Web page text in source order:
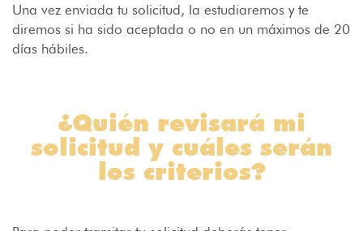
Una vez enviada tu solicitud, la estudiaremos y te
diremos si ha sido aceptada o no en un máximos de 20
días hábiles.
¿Quién revisará mi
solicitud y cuáles serán
los criterios?